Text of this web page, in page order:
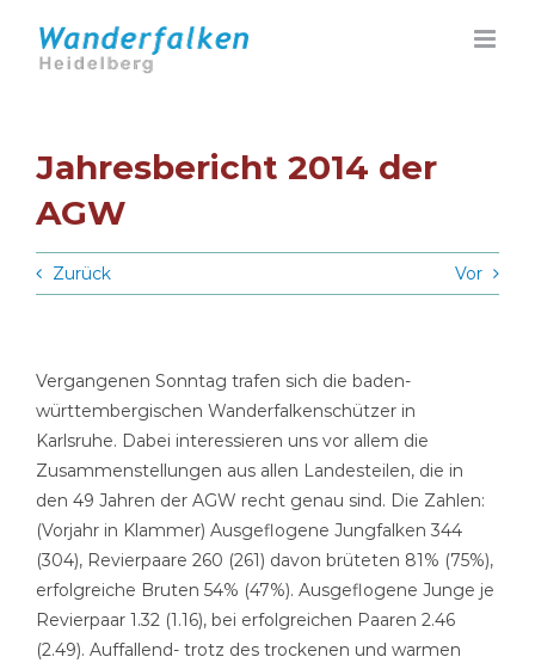
Inhalt
springen
Jahresbericht 2014 der
AGW
Zurück Vor
Vergangenen Sonntag trafen sich die baden-
württembergischen Wanderfalkenschützer in
Karlsruhe. Dabei interessieren uns vor allem die
Zusammenstellungen aus allen Landesteilen, die in
den 49 Jahren der AGW recht genau sind. Die Zahlen:
(Vorjahr in Klammer) Ausgeflogene Jungfalken 344
(304), Revierpaare 260 (261) davon brüteten 81% (75%),
erfolgreiche Bruten 54% (47%). Ausgeflogene Junge je
Revierpaar 1.32 (1.16), bei erfolgreichen Paaren 2.46
(2.49). Auffallend- trotz des trockenen und warmen